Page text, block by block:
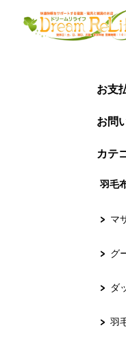
お支
お問
カテ
羽毛
マ
グ
ダ
羽